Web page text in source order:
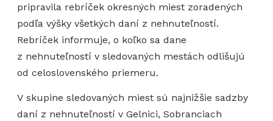
pripravila rebríček okresných miest zoradených
podľa výšky všetkých daní z nehnuteľností.
Rebríček informuje, o koľko sa dane
z nehnuteľností v sledovaných mestách odlišujú
od celoslovenského priemeru.
V skupine sledovaných miest sú najnižšie sadzby
daní z nehnuteľností v Gelnici, Sobranciach